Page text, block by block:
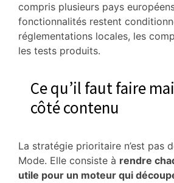
compris plusieurs pays
fonctionnalités restent
réglementations locales, les
les tests produits.
Ce qu’il faut faire
côté contenu
La stratégie prioritaire n’est pas
Mode. Elle consiste à rendre
utile pour un moteur qui